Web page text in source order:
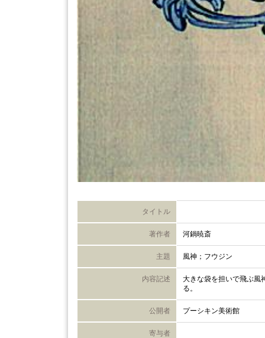
タイトル
著作者 河鍋暁斎
主題 風神；フウジン
内容記述
大きな袋を担いで飛ぶ風
る。
公開者 プーシキン美術館
寄与者